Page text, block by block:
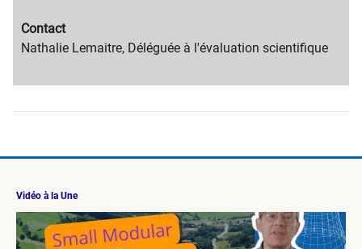
Migration
content
Contact
Migration
text
​Nathalie Lema​itre, Déléguée à l'évaluation scientifique
Vidéo à la Une